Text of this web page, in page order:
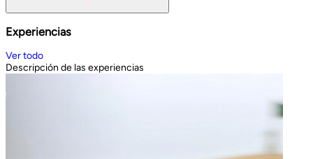
Experiencias
Ver todo
Descripción de las experiencias